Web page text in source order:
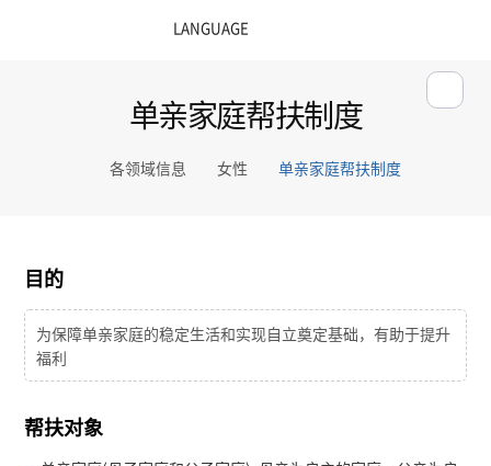
单亲家庭帮扶制度
各领域信息 女性 单亲家庭帮扶制度
目的
为保障单亲家庭的稳定生活和实现自立奠定基础，有助于提升
福利
帮扶对象